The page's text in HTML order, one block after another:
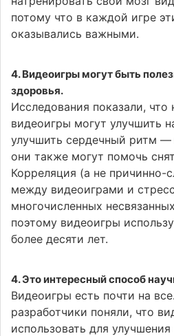
потому что в каждой игре
оказывались важными.
4. Видеоигры могут быть
здоровья.
Исследования показали, что
видеоигры могут улучшить
улучшить сердечный ритм —
они также могут помочь
Корреляция (а не причинно-
между видеоиграми и
многочисленных
поэтому видеоигры
более десяти лет.
4. Это интересный способ
Видеоигры есть почти на
разработчики поняли, что
использовать для